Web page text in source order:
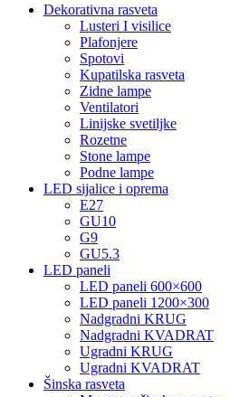
Dekorativna rasveta
Lusteri I visilice
Plafonjere
Spotovi
Kupatilska rasveta
Zidne lampe
Ventilatori
Linijske svetiljke
Rozetne
Stone lampe
Podne lampe
LED sijalice i oprema
E27
GU10
G9
GU5.3
LED paneli
LED paneli 600×600
LED paneli 1200×300
Nadgradni KRUG
Nadgradni KVADRAT
Ugradni KRUG
Ugradni KVADRAT
Šinska rasveta